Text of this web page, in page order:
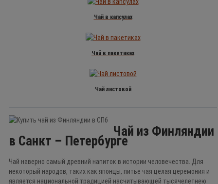
Чай в капсулах
Чай в пакетиках
Чай листовой
Чай из Финляндии
в Санкт – Петербурге
Чай наверно самый древний напиток в истории человечества. Для
некоторый народов, таких как японцы, питье чая целая церемония и
является национальной традицией насчитывающей тысячелетнею